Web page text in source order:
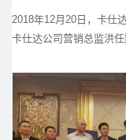
2018年12月20日，卡仕
卡仕达公司营销总监洪
定卡仕达未来发展路径